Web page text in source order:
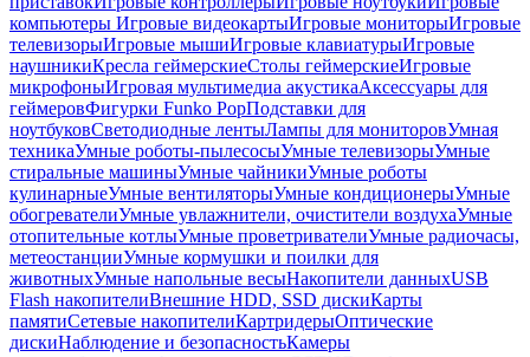
компьютеры Игровые видеокартыИгровые мониторыИгровые
телевизорыИгровые мышиИгровые клавиатурыИгровые
наушникиКресла геймерскиеСтолы геймерскиеИгровые
микрофоныИгровая мультимедиа акустикаАксессуары для
геймеровФигурки Funko PopПодставки для
ноутбуковСветодиодные лентыЛампы для мониторовУмная
техникаУмные роботы-пылесосыУмные телевизорыУмные
стиральные машиныУмные чайникиУмные роботы
кулинарныеУмные вентиляторыУмные кондиционерыУмные
обогревателиУмные увлажнители, очистители воздухаУмные
отопительные котлыУмные проветривателиУмные радиочасы,
метеостанцииУмные кормушки и поилки для
животныхУмные напольные весыНакопители данныхUSB
Flash накопителиВнешние HDD, SSD дискиКарты
памятиСетевые накопителиКартридерыОптические
дискиНаблюдение и безопасностьКамеры